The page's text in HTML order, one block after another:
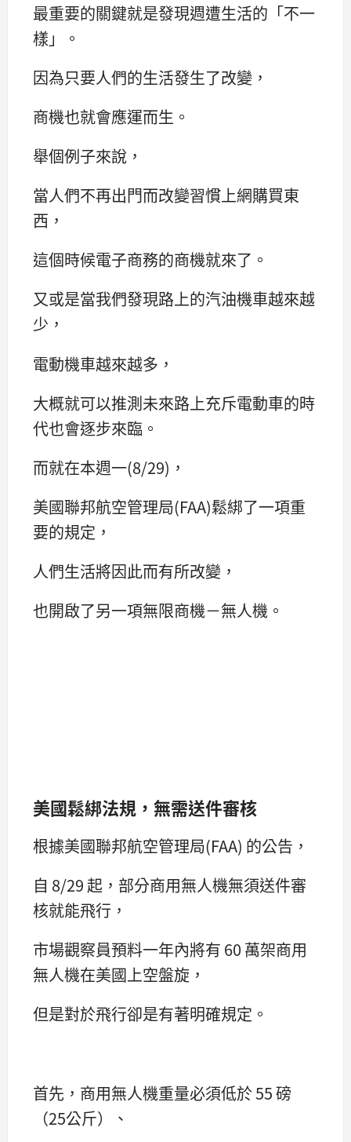
最重要的關鍵就是發現週遭生活的「不一
樣」。
因為只要人們的生活發生了改變，
商機也就會應運而生。
舉個例子來說，
當人們不再出門而改變習慣上網購買東
西，
這個時候電子商務的商機就來了。
又或是當我們發現路上的汽油機車越來越
少，
電動機車越來越多，
大概就可以推測未來路上充斥電動車的時
代也會逐步來臨。
而就在本週一(8/29)，
美國聯邦航空管理局(FAA)鬆綁了一項重
要的規定，
人們生活將因此而有所改變，
也開啟了另一項無限商機－無人機。
美國鬆綁法規，無需送件審核
根據美國聯邦航空管理局(FAA) 的公告，
自 8/29 起，部分商用無人機無須送件審
核就能飛行，
市場觀察員預料一年內將有 60 萬架商用
無人機在美國上空盤旋，
但是對於飛行卻是有著明確規定。
首先，商用無人機重量必須低於 55 磅
（25公斤）、